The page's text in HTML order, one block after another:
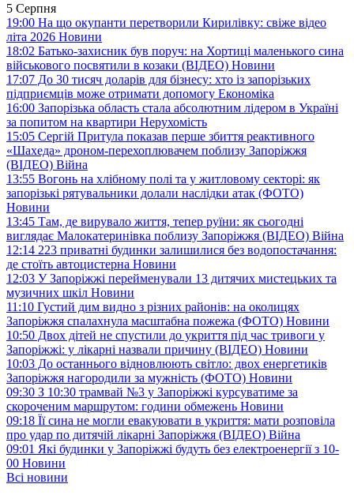
5 Серпня
19:00 На що окупанти перетворили Кирилівку: свіже відео
літа 2026 Новини
18:02 Батько-захисник був поруч: на Хортиці маленького сина
військового посвятили в козаки (ВІДЕО) Новини
17:07 До 30 тисяч доларів для бізнесу: хто із запорізьких
підприємців може отримати допомогу Економіка
16:00 Запорізька область стала абсолютним лідером в Україні
за попитом на квартири Нерухомість
15:05 Сергій Притула показав перше збиття реактивного
«Шахеда» дроном-перехоплювачем поблизу Запоріжжя
(ВІДЕО) Війна
13:55 Вогонь на хлібному полі та у житловому секторі: як
запорізькі рятувальники долали наслідки атак (ФОТО)
Новини
13:45 Там, де вирувало життя, тепер руїни: як сьогодні
виглядає Малокатеринівка поблизу Запоріжжя (ВІДЕО) Війна
12:14 223 приватні будинки залишилися без водопостачання:
де стоїть автоцистерна Новини
12:03 У Запоріжжі перейменували 13 дитячих мистецьких та
музичних шкіл Новини
11:10 Густий дим видно з різних районів: на околицях
Запоріжжя спалахнула масштабна пожежа (ФОТО) Новини
10:50 Двох дітей не спустили до укриття під час тривоги у
Запоріжжі: у лікарні назвали причину (ВІДЕО) Новини
10:03 До останнього відновлюють світло: двох енергетиків
Запоріжжя нагородили за мужність (ФОТО) Новини
09:30 З 10:30 трамвай №3 у Запоріжжі курсуватиме за
скороченим маршрутом: години обмежень Новини
09:18 Її сина не могли евакуювати в укриття: мати розповіла
про удар по дитячій лікарні Запоріжжя (ВІДЕО) Війна
09:01 Які будинки у Запоріжжі будуть без електроенергії з 10-
00 Новини
Всі новини